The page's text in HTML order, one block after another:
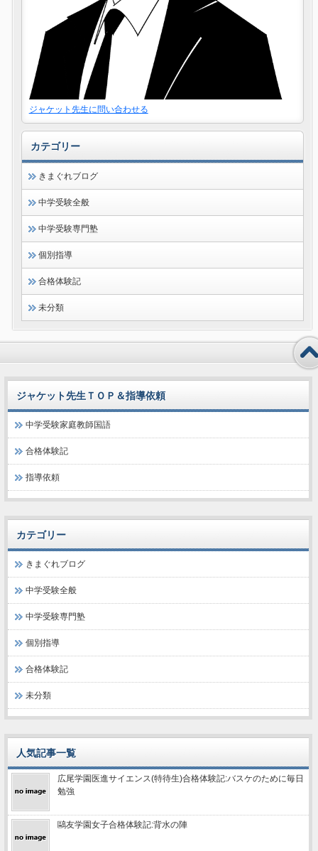
ジャケット先生に問い合わせる
カテゴリー
きまぐれブログ
中学受験全般
中学受験専門塾
個別指導
合格体験記
未分類
ジャケット先生ＴＯＰ＆指導依頼
中学受験家庭教師国語
合格体験記
指導依頼
カテゴリー
きまぐれブログ
中学受験全般
中学受験専門塾
個別指導
合格体験記
未分類
人気記事一覧
広尾学園医進サイエンス(特待生)合格体験記:バスケのために毎日
勉強
鷗友学園女子合格体験記:背水の陣